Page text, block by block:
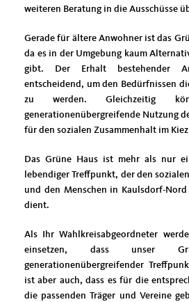
weiteren Beratung in die Ausschüsse
Gerade für ältere Anwohner ist das
da es in der Umgebung kaum
gibt. Der Erhalt bestehender
entscheidend, um den Bedürfnissen
zu werden. Gleichzeitig
generationenübergreifende Nutzung
für den sozialen Zusammenhalt im
Das Grüne Haus ist mehr als nur
lebendiger Treffpunkt, der den
und den Menschen in Kaulsdorf-
dient.
Als Ihr Wahlkreisabgeordneter
einsetzen, dass unser
generationenübergreifender
ist aber auch, dass es für die
die passenden Träger und Vereine